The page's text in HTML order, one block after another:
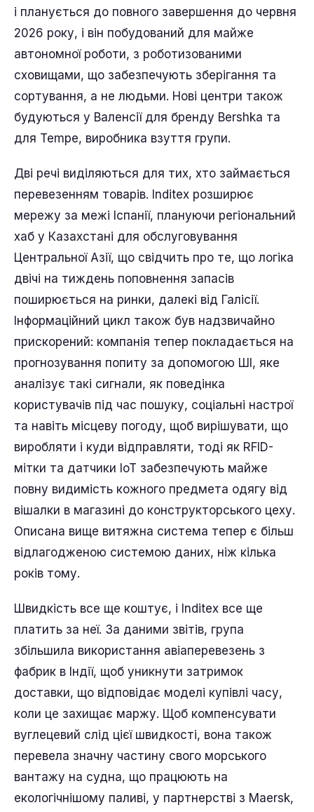
і планується до повного завершення до червня
2026 року, і він побудований для майже
автономної роботи, з роботизованими
сховищами, що забезпечують зберігання та
сортування, а не людьми. Нові центри також
будуються у Валенсії для бренду Bershka та
для Tempe, виробника взуття групи.
Дві речі виділяються для тих, хто займається
перевезенням товарів. Inditex розширює
мережу за межі Іспанії, плануючи регіональний
хаб у Казахстані для обслуговування
Центральної Азії, що свідчить про те, що логіка
двічі на тиждень поповнення запасів
поширюється на ринки, далекі від Галісії.
Інформаційний цикл також був надзвичайно
прискорений: компанія тепер покладається на
прогнозування попиту за допомогою ШІ, яке
аналізує такі сигнали, як поведінка
користувачів під час пошуку, соціальні настрої
та навіть місцеву погоду, щоб вирішувати, що
виробляти і куди відправляти, тоді як RFID-
мітки та датчики IoT забезпечують майже
повну видимість кожного предмета одягу від
вішалки в магазині до конструкторського цеху.
Описана вище витяжна система тепер є більш
відлагодженою системою даних, ніж кілька
років тому.
Швидкість все ще коштує, і Inditex все ще
платить за неї. За даними звітів, група
збільшила використання авіаперевезень з
фабрик в Індії, щоб уникнути затримок
доставки, що відповідає моделі купівлі часу,
коли це захищає маржу. Щоб компенсувати
вуглецевий слід цієї швидкості, вона також
перевела значну частину свого морського
вантажу на судна, що працюють на
екологічнішому паливі, у партнерстві з Maersk,